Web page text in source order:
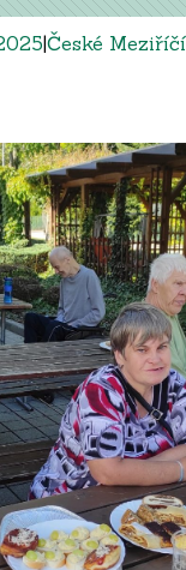
|České Meziříčí